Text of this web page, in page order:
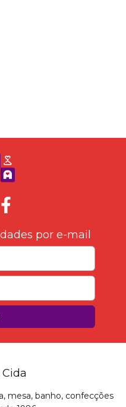
por e-mail
mesa, banho, confecções